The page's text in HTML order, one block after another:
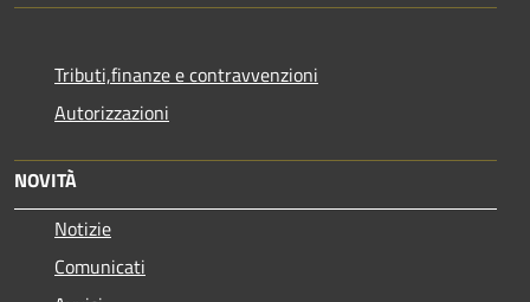
Tributi,finanze e contravvenzioni
Autorizzazioni
NOVITÀ
Notizie
Comunicati